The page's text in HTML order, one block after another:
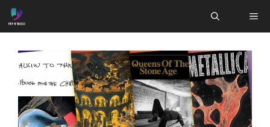
Aller
au